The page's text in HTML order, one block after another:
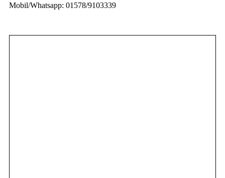
Mobil/Whatsapp: 01578/9103339